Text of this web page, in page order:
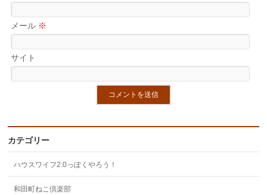
メール ※
サイト
カテゴリー
ハウスワイフ2.0っぽくやろう！
和田町ねこ倶楽部